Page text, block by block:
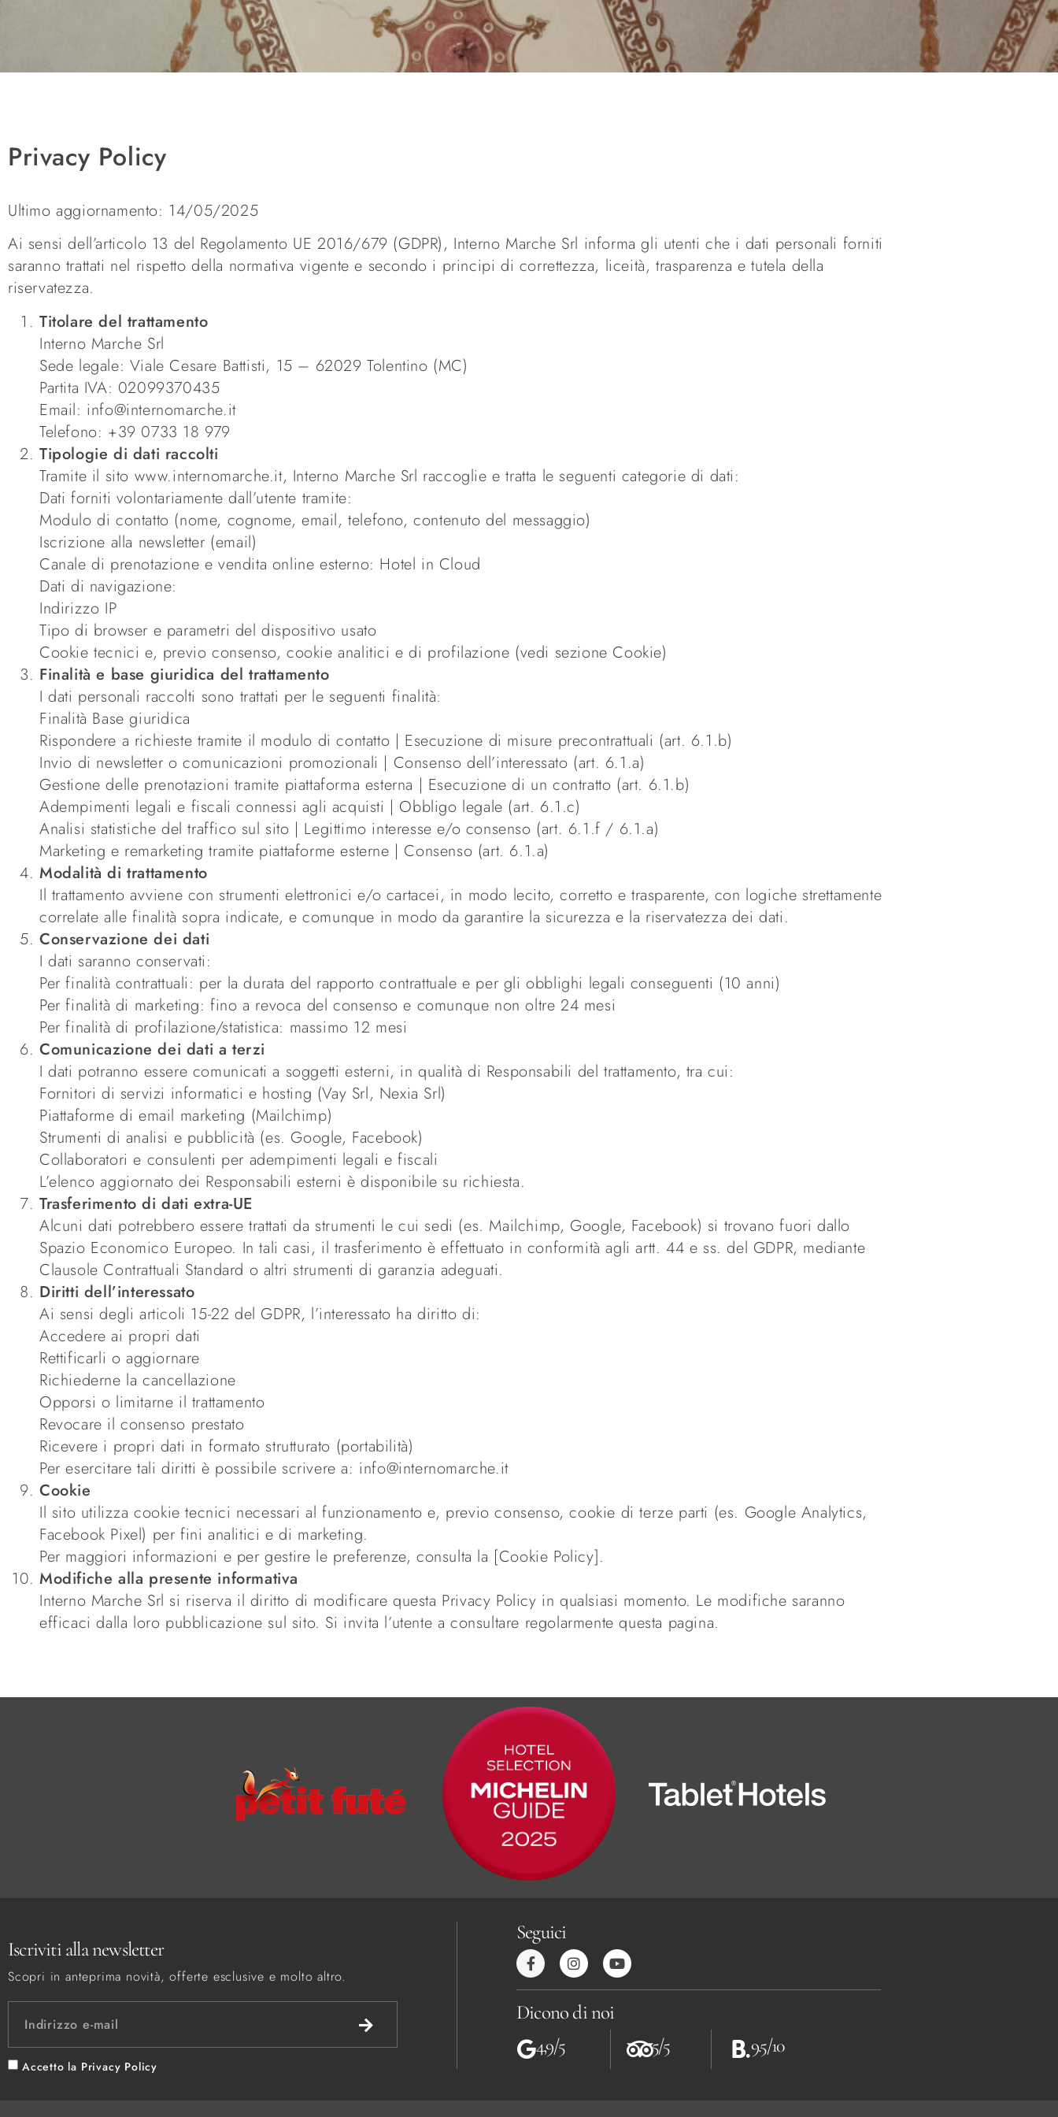
Privacy Policy
Ultimo aggiornamento: 14/05/2025
Ai sensi dell’articolo 13 del Regolamento UE 2016/679 (GDPR), Interno Marche Srl informa gli utenti che i dati personali forniti
saranno trattati nel rispetto della normativa vigente e secondo i principi di correttezza, liceità, trasparenza e tutela della
riservatezza.
Titolare del trattamento
Interno Marche Srl
Sede legale: Viale Cesare Battisti, 15 – 62029 Tolentino (MC)
Partita IVA: 02099370435
Email: info@internomarche.it
Telefono: +39 0733 18 979
Tipologie di dati raccolti
Tramite il sito www.internomarche.it, Interno Marche Srl raccoglie e tratta le seguenti categorie di dati:
Dati forniti volontariamente dall’utente tramite:
Modulo di contatto (nome, cognome, email, telefono, contenuto del messaggio)
Iscrizione alla newsletter (email)
Canale di prenotazione e vendita online esterno: Hotel in Cloud
Dati di navigazione:
Indirizzo IP
Tipo di browser e parametri del dispositivo usato
Cookie tecnici e, previo consenso, cookie analitici e di profilazione (vedi sezione Cookie)
Finalità e base giuridica del trattamento
I dati personali raccolti sono trattati per le seguenti finalità:
Finalità Base giuridica
Rispondere a richieste tramite il modulo di contatto | Esecuzione di misure precontrattuali (art. 6.1.b)
Invio di newsletter o comunicazioni promozionali | Consenso dell’interessato (art. 6.1.a)
Gestione delle prenotazioni tramite piattaforma esterna | Esecuzione di un contratto (art. 6.1.b)
Adempimenti legali e fiscali connessi agli acquisti | Obbligo legale (art. 6.1.c)
Analisi statistiche del traffico sul sito | Legittimo interesse e/o consenso (art. 6.1.f / 6.1.a)
Marketing e remarketing tramite piattaforme esterne | Consenso (art. 6.1.a)
Modalità di trattamento
Il trattamento avviene con strumenti elettronici e/o cartacei, in modo lecito, corretto e trasparente, con logiche strettamente
correlate alle finalità sopra indicate, e comunque in modo da garantire la sicurezza e la riservatezza dei dati.
Conservazione dei dati
I dati saranno conservati:
Per finalità contrattuali: per la durata del rapporto contrattuale e per gli obblighi legali conseguenti (10 anni)
Per finalità di marketing: fino a revoca del consenso e comunque non oltre 24 mesi
Per finalità di profilazione/statistica: massimo 12 mesi
Comunicazione dei dati a terzi
I dati potranno essere comunicati a soggetti esterni, in qualità di Responsabili del trattamento, tra cui:
Fornitori di servizi informatici e hosting (Vay Srl, Nexia Srl)
Piattaforme di email marketing (Mailchimp)
Strumenti di analisi e pubblicità (es. Google, Facebook)
Collaboratori e consulenti per adempimenti legali e fiscali
L’elenco aggiornato dei Responsabili esterni è disponibile su richiesta.
Trasferimento di dati extra-UE
Alcuni dati potrebbero essere trattati da strumenti le cui sedi (es. Mailchimp, Google, Facebook) si trovano fuori dallo
Spazio Economico Europeo. In tali casi, il trasferimento è effettuato in conformità agli artt. 44 e ss. del GDPR, mediante
Clausole Contrattuali Standard o altri strumenti di garanzia adeguati.
Diritti dell’interessato
Ai sensi degli articoli 15-22 del GDPR, l’interessato ha diritto di:
Accedere ai propri dati
Rettificarli o aggiornare
Richiederne la cancellazione
Opporsi o limitarne il trattamento
Revocare il consenso prestato
Ricevere i propri dati in formato strutturato (portabilità)
Per esercitare tali diritti è possibile scrivere a: info@internomarche.it
Cookie
Il sito utilizza cookie tecnici necessari al funzionamento e, previo consenso, cookie di terze parti (es. Google Analytics,
Facebook Pixel) per fini analitici e di marketing.
Per maggiori informazioni e per gestire le preferenze, consulta la [Cookie Policy].
Modifiche alla presente informativa
Interno Marche Srl si riserva il diritto di modificare questa Privacy Policy in qualsiasi momento. Le modifiche saranno
efficaci dalla loro pubblicazione sul sito. Si invita l’utente a consultare regolarmente questa pagina.
Iscriviti alla newsletter
Scopri in anteprima novità, offerte esclusive e molto altro.
Accetto la Privacy Policy
Seguici
Dicono di noi
4,9/5 5/5 9.5/10